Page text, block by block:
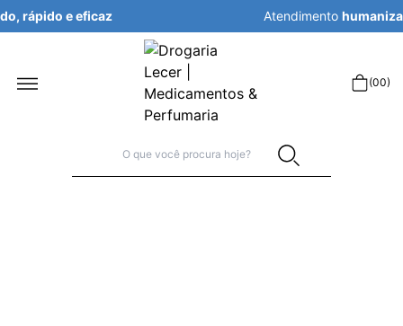
Atendimento humanizado, rápido e eficaz
(00)